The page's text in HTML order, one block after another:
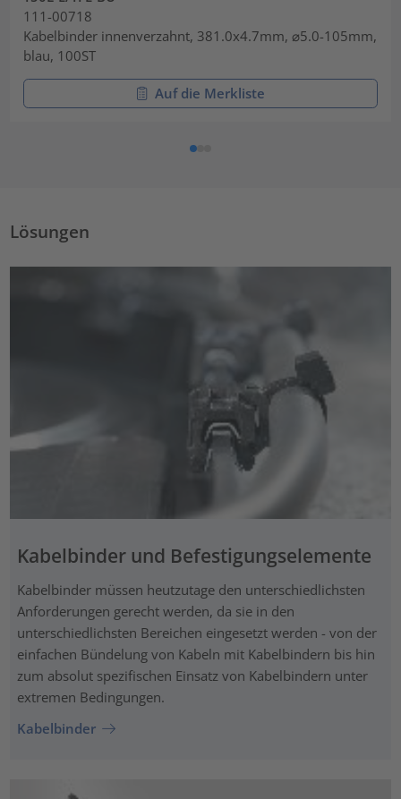
111-00718
Kabelbinder innenverzahnt, 381.0x4.7mm, ⌀5.0-105mm,
blau, 100ST
Auf die Merkliste
Lösungen
Kabelbinder und Befestigungselemente
Kabelbinder müssen heutzutage den unterschiedlichsten
Anforderungen gerecht werden, da sie in den
unterschiedlichsten Bereichen eingesetzt werden - von der
einfachen Bündelung von Kabeln mit Kabelbindern bis hin
zum absolut spezifischen Einsatz von Kabelbindern unter
extremen Bedingungen.
Kabelbinder